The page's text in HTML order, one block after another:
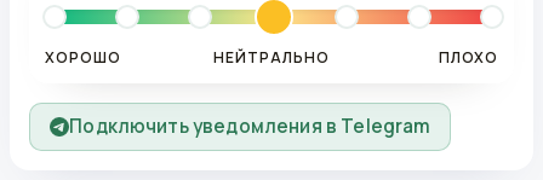
ХОРОШО НЕЙТРАЛЬНО ПЛОХО
Подключить уведомления в Telegram